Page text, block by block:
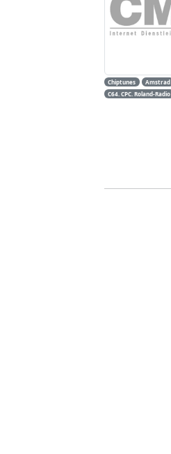
Chiptunes Amstrad
C64. CPC. Roland-Radio